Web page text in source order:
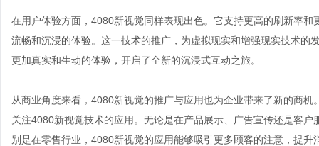
在用户体验方面，4080新视觉同样表现出色。它支持更高的刷新率
流畅和沉浸的体验。这一技术的推广，为虚拟现实和增强现实技术
更加真实和生动的体验，开启了全新的沉浸式互动之旅。
从商业角度来看，4080新视觉的推广与应用也为企业带来了新的商
关注4080新视觉技术的应用。无论是在产品展示、广告宣传还是客
别是在零售行业，4080新视觉的应用能够吸引更多顾客的注意，提